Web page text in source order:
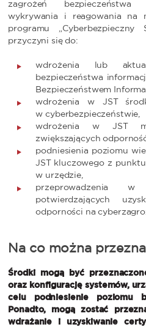
zagrożeń bezpieczeństwa
wykrywania i reagowania na
programu „Cyberbezpieczny
przyczyni się do:
wdrożenia lub
bezpieczeństwa
Bezpieczeństwem
wdrożenia w JST
w cyberbezpieczeństwie,
wdrożenia w JST
zwiększających
podniesienia poziomu
JST kluczowego z
w urzędzie,
przeprowadzenia
potwierdzających
odporności na
Na co można
Środki mogą być
oraz konfigurację systemów,
celu podniesienie poziomu
Ponadto, mogą zostać
wdrażanie i uzyskiwanie